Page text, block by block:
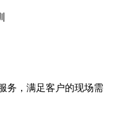
务，满足客户的现场需